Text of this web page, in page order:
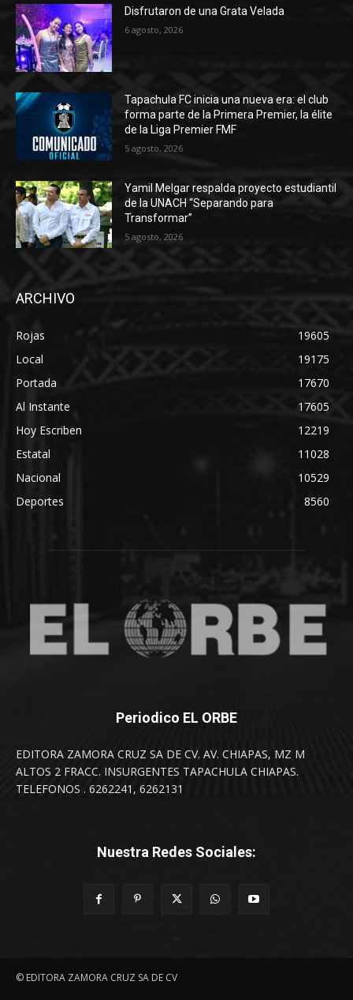
Disfrutaron de una Grata Velada
6 agosto, 2026
Tapachula FC inicia una nueva era: el club
forma parte de la Primera Premier, la élite
de la Liga Premier FMF
5 agosto, 2026
Yamil Melgar respalda proyecto estudiantil
de la UNACH “Separando para
Transformar”
5 agosto, 2026
ARCHIVO
Rojas
19605
Local
19175
Portada
17670
Al Instante
17605
Hoy Escriben
12219
Estatal
11028
Nacional
10529
Deportes
8560
Periodico EL ORBE
EDITORA ZAMORA CRUZ SA DE CV. AV. CHIAPAS, MZ M
ALTOS 2 FRACC. INSURGENTES TAPACHULA CHIAPAS.
TELEFONOS . 6262241, 6262131
Nuestra Redes Sociales:
© EDITORA ZAMORA CRUZ SA DE CV